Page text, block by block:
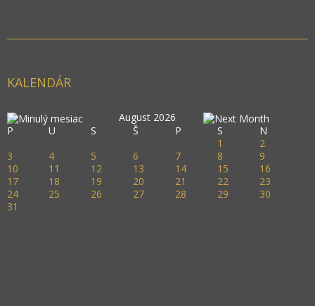
KALENDÁR
August 2026
P
U S Š P S
N
1
2
3
4 5 6 7 8
9
10
11 12 13 14 15
16
17
18 19 20 21 22
23
24
25 26 27 28 29
30
31